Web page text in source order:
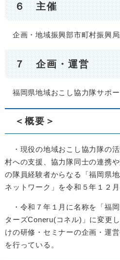
６ 主催
企画・地域振興部市町村振興
７ 企画・運営
福岡県地域おこし協力隊サポー
＜概要＞
・現役の地域おこし協力隊の
村への支援、協力隊同士の連携
の隊員経験者からなる「福岡県
ネットワーク」を令和５年１２月
・令和７年１月に名称を「福
ターズConeru(コネル)」に変更
けの研修・セミナーの企画・運
を行っている。